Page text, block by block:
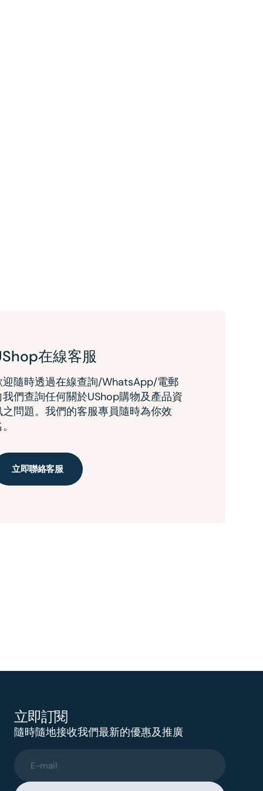
在線客服
迎隨時透過在線查詢/WhatsApp/電郵
我們查詢任何關於UShop購物及產品資
之問題。我們的客服專員隨時為你效
立即聯絡客服
立即訂閱
隨時隨地接收我們最新的優惠及推廣
E-mail